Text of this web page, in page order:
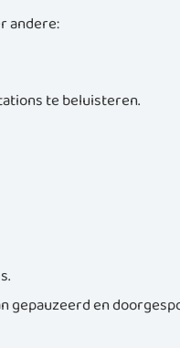
andere:
te beluisteren.
gepauzeerd en